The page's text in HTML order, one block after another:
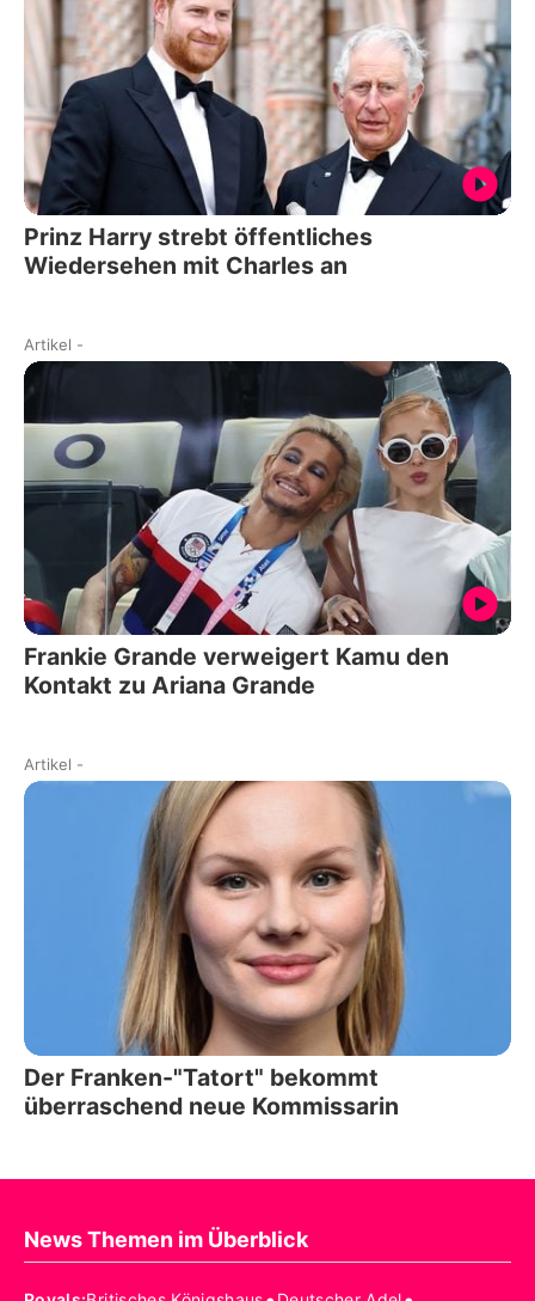
Prinz Harry strebt öffentliches
Wiedersehen mit Charles an
Artikel -
Frankie Grande verweigert Kamu den
Kontakt zu Ariana Grande
Artikel -
Der Franken-"Tatort" bekommt
überraschend neue Kommissarin
News Themen im Überblick